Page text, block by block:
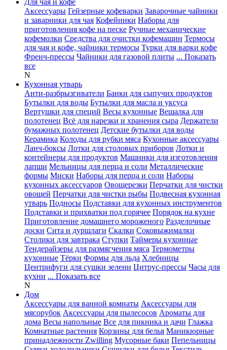
Для чая и кофе
Аксессуары Гейзерные кофеварки Заварочные чайники
и заварники для чая Кофейники Наборы для
приготовления кофе на песке Ручные механические
кофемолки Средства для очистки кофемашин Термосы
для чая и кофе, чайники термосы Турки для варки кофе
Френч-прессы Чайники для газовой плиты ... Показать
все
N
Кухонная утварь
Анти-разбрызгиватели Банки для сыпучих продуктов
Бутылки для воды Бутылки для масла и уксуса
Вертушки для специй Весы кухонные Вешалка для
полотенец Всё для нарезки и хранения сыра Держатели
бумажных полотенец Детские бутылки для воды
Керамика Колоды для рубки мяса Кухонные аксессуары
Ланч-боксы Лотки для столовых приборов Лотки и
контейнеры для продуктов Машинки для изготовления
лапши Мельницы для перца и соли Металлические
формы Миски Наборы для перца и соли Наборы
кухонных аксессуаров Овощерезки Перчатки для чистки
овощей Перчатки для чистки рыбы Подвесная кухонная
утварь Подносы Подставки для кухонных инструментов
Подставки и прихватки под горячее Порядок на кухне
Приготовление домашнего мороженого Разделочные
доски Сита и дуршлаги Скалки Соковыжималки
Столики для завтрака Ступки Таймеры кухонные
Тендерайзеры для размягчения мяса Термометры
кухонные Тёрки Формы для льда Хлебницы
Центрифуги для сушки зелени Цитрус-прессы Часы для
кухни ... Показать все
N
Дом
Аксессуары для ванной комнаты Аксессуары для
мясорубок Аксессуары для пылесосов Ароматы для
дома Весы напольные Все для пикника и дачи Глажка
Комнатные растения Корзины для белья Маникюрные
принадлежности Zwilling Мусорные баки Пепельницы